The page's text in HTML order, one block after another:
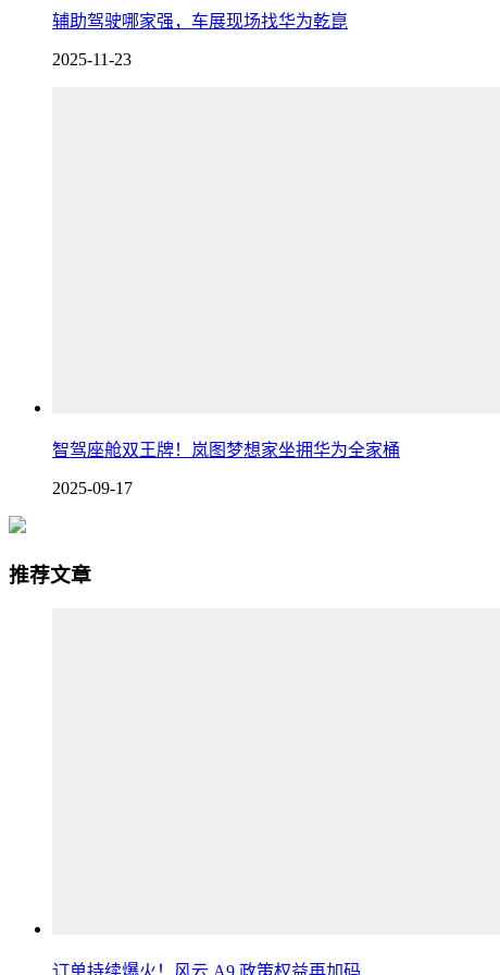
辅助驾驶哪家强，车展现场找华为乾崑
2025-11-23
智驾座舱双王牌！岚图梦想家坐拥华为全家桶
2025-09-17
推荐文章
订单持续爆火！风云 A9 政策权益再加码